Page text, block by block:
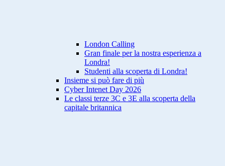
London Calling
Gran finale per la nostra esperienza a
Londra!
Studenti alla scoperta di Londra!
Insieme si può fare di più
Cyber Intenet Day 2026
Le classi terze 3C e 3E alla scoperta della
capitale britannica